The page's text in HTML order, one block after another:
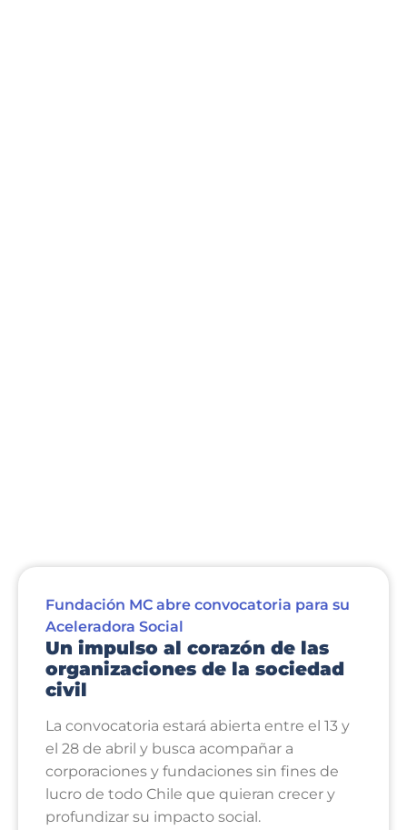
Fundación MC abre convocatoria para su
Aceleradora Social
Un impulso al corazón de las
organizaciones de la sociedad
civil
La convocatoria estará abierta entre el 13 y
el 28 de abril y busca acompañar a
corporaciones y fundaciones sin fines de
lucro de todo Chile que quieran crecer y
profundizar su impacto social.